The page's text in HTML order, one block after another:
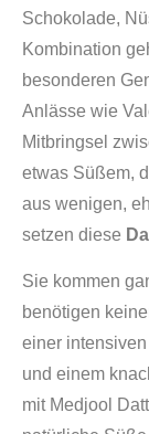
Schokolade,
Kombination
besonderen
Anlässe wie
Mitbringsel
etwas Süßem,
aus wenigen,
setzen diese
Sie kommen
benötigen
einer
und einem
mit Medjool